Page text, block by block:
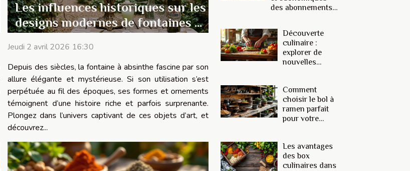
Les influences historiques sur les
designs modernes de fontaines à
absinthe
Jeudi 2 avril 2026 16:30
Depuis des siècles, la fontaine à absinthe fascine par son
allure élégante et mystérieuse. Si son utilisation s’est
perpétuée au fil des époques, ses formes et ornements
témoignent d’une histoire riche et parfois surprenante.
Plongez dans l’univers captivant de ces objets d’art, et
découvrez...
des abonnements
couches bébé
Découverte
culinaire :
explorer de
nouvelles
"Qu'est-ce
qu'on mange
ce soir ?"
Comment
choisir le bol à
ramen parfait
pour votre
Les avantages
des box
culinaires dans